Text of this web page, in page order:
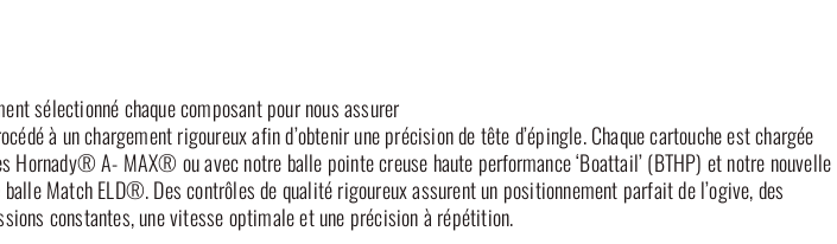
sélectionné chaque composant pour nous assurer
à un chargement rigoureux afin d’obtenir une précision de tête d’épingle. Chaque cartouche est chargée
Hornady® A- MAX® ou avec notre balle pointe creuse haute performance ‘Boattail’ (BTHP) et notre nouvelle
Match ELD®. Des contrôles de qualité rigoureux assurent un positionnement parfait de l’ogive, des
constantes, une vitesse optimale et une précision à répétition.